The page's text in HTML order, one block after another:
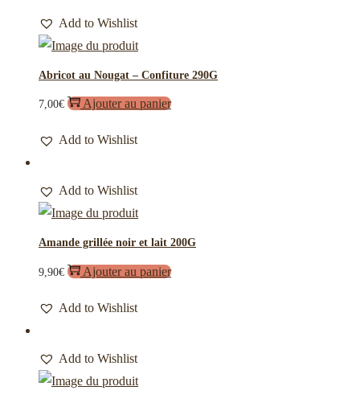
Add to Wishlist
Abricot au Nougat – Confiture 290G
7,00€ Ajouter au panier
Add to Wishlist
Add to Wishlist
Amande grillée noir et lait 200G
9,90€ Ajouter au panier
Add to Wishlist
Add to Wishlist